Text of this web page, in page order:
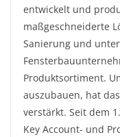
entwickelt und
maßgeschneiderte
Sanierung und
Produktsortiment.
auszubauen, hat
verstärkt. Seit dem
Key Account- und